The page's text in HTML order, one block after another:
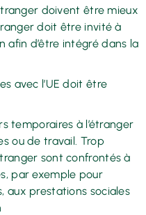
doivent être mieux
doit être invité à
afin d’être intégré dans la
avec l’UE doit être
temporaires à l’étranger
ou de travail. Trop
sont confrontés à
par exemple pour
aux prestations sociales